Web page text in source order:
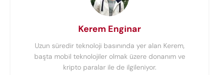
Kerem Enginar
Uzun süredir teknoloji basınında yer alan Kerem,
başta mobil teknolojiler olmak üzere donanım ve
kripto paralar ile de ilgileniyor.